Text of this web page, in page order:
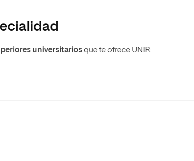
universitariosque te ofrece UNIR: